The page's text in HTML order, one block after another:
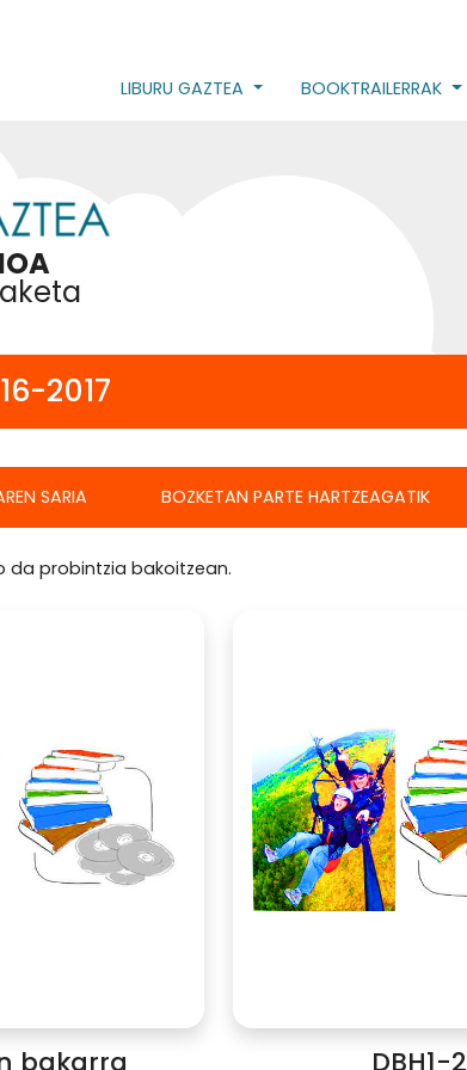
LIBURU GAZTEA BOOKTRAILERRAK
2017
SARIA BOZKETAN PARTE HARTZEAGATIK
da probintzia bakoitzean.
bakarra DBH1-2